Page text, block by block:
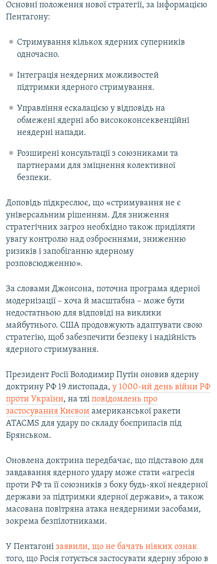
Основні положення нової стратегії, за інформацією
Пентагону:
Стримування кількох ядерних суперників
одночасно.
Інтеграція неядерних можливостей
підтримки ядерного стримування.
Управління ескалацією у відповідь на
обмежені ядерні або висококонсеквенційні
неядерні напади.
Розширені консультації з союзниками та
партнерами для зміцнення колективної
безпеки.
Доповідь підкреслює, що «стримування не є
універсальним рішенням. Для зниження
стратегічних загроз необхідно також приділяти
увагу контролю над озброєннями, зниженню
ризиків і запобіганню ядерному
розповсюдженню».
За словами Джонсона, поточна програма ядерної
модернізації – хоча й масштабна – може бути
недостатньою для відповіді на виклики
майбутнього. США продовжують адаптувати свою
стратегію, щоб забезпечити безпеку і надійність
ядерного стримування.
Президент Росії Володимир Путін оновив ядерну
доктрину РФ 19 листопада, у 1000-ий день війни РФ
проти України, на тлі повідомлень про
застосування Києвом американської ракети
ATACMS для удару по складу боєприпасів під
Брянськом.
Оновлена доктрина передбачає, що підставою для
завдавання ядерного удару може стати «агресія
проти РФ та її союзників з боку будь-якої неядерної
держави за підтримки ядерної держави», а також
масована повітряна атака неядерними засобами,
зокрема безпілотниками.
У Пентагоні заявили, що не бачать ніяких ознак
того, що Росія готується застосувати ядерну зброю в